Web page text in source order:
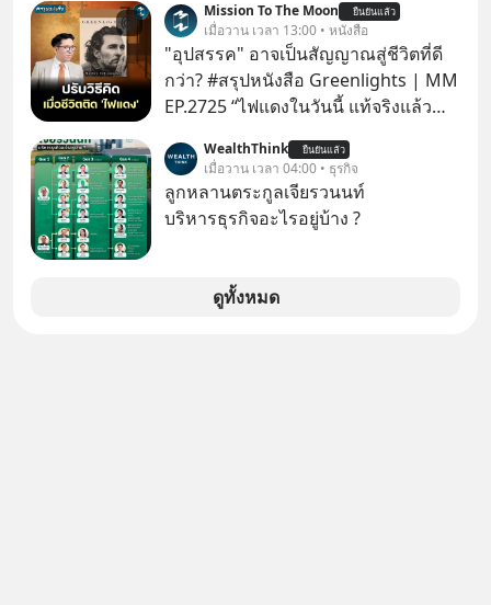
Mission To The Moon ยืนยันแล้ว
เมื่อวาน เวลา 13:00 • หนังสือ
"อุปสรรค" อาจเป็นสัญญาณสู่ชีวิตที่ดี
กว่า? #สรุปหนังสือ Greenlights | MM
EP.2725 “ไฟแดงในวันนี้ แท้จริงแล้ว
เปลี่ยนสี” McConaughey ดาราดาวรุ่ง
ในยุคหนึ่ง เคยปฏิเสธเงินค่าตัวหนังรอม
คอมที่สูงถึง 14.5 ล้านดอลลาร์ (หรือ
ราว 500 ล้านบาท) เพียงเพราะเขาไม่
ตามมาคือ โทรศัพท์ของเขากลายเป็น
ความเงียบสนิทนานถึง 14 เดือนเต็ม แต่
WealthThink ยืนยันแล้ว
เมื่อวาน เวลา 04:00 • ธุรกิจ
ลูกหลานตระกูลเจียรวนนท์
บริหารธุรกิจอะไรอยู่บ้าง ?
ดูทั้งหมด